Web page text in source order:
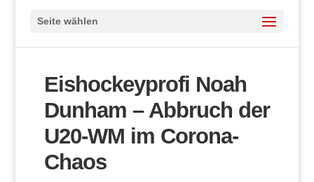
Seite wählen
Eishockeyprofi Noah
Dunham – Abbruch der
U20-WM im Corona-
Chaos